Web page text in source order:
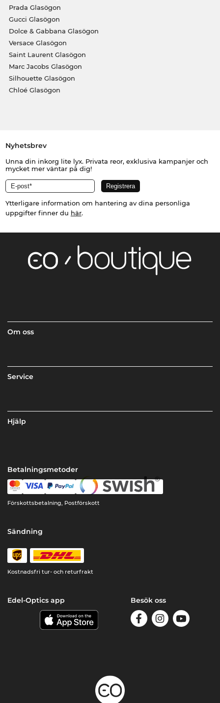
Prada Glasögon
Gucci Glasögon
Dolce & Gabbana Glasögon
Versace Glasögon
Saint Laurent Glasögon
Marc Jacobs Glasögon
Silhouette Glasögon
Chloé Glasögon
Nyhetsbrev
Unna din inkorg lite lyx. Privata reor, exklusiva kampanjer och
mycket mer väntar på dig!
Ytterligare information om hantering av dina personliga
uppgifter finner du här.
Om oss
Service
Hjälp
Betalningsmetoder
Förskottsbetalning, Postförskott
Sändning
Kostnadsfri tur- och returfrakt
Edel-Optics app Besök oss